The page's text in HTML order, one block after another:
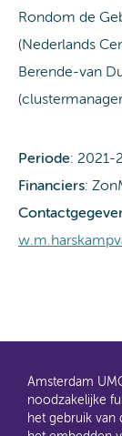
Rondom de
(Nederlands
Berende-van
Periode: 2021-
Financiers:
Amsterdam
noodzakelijke
het gebruik van